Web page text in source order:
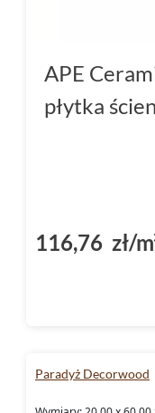
APE
płytka
116,76 zł/
Paradyż Decorwood